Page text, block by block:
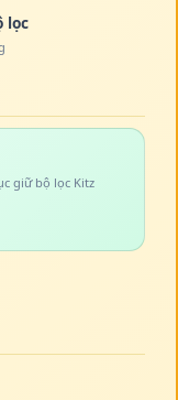
lọc
giữ bộ lọc Kitz